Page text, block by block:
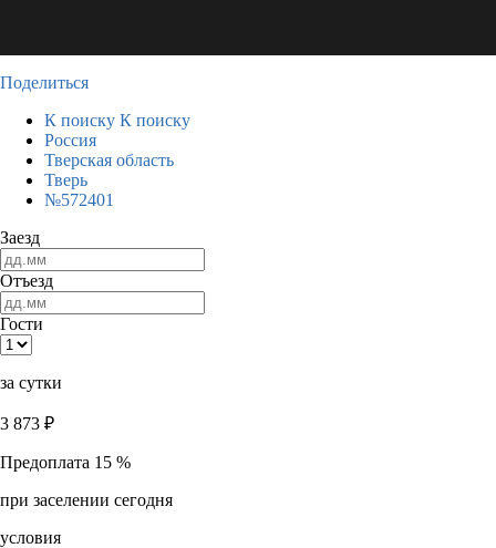
Поделиться
К поиску К поиску
Россия
Тверская область
Тверь
№572401
Заезд
Отъезд
Гости
за сутки
3 873 ₽
Предоплата 15 %
при заселении сегодня
условия